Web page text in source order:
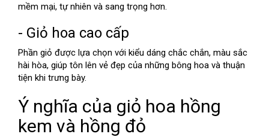
mềm mại, tự nhiên và sang trọng hơn.
- Giỏ hoa cao cấp
Phần giỏ được lựa chọn với kiểu dáng chắc chắn, màu sắc
hài hòa, giúp tôn lên vẻ đẹp của những bông hoa và thuận
tiện khi trưng bày.
Ý nghĩa của giỏ hoa hồng
kem và hồng đỏ